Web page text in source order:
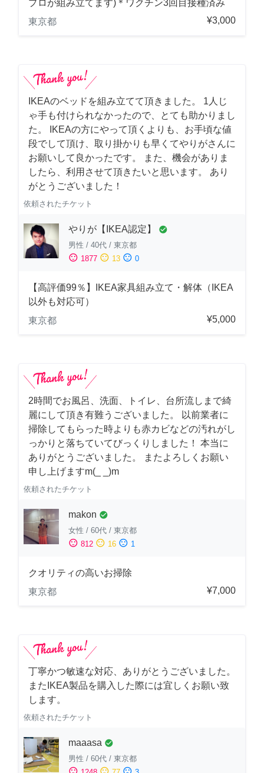
プロが組み立てます)＊ワクチン3回目接種済み
東京都
¥3,000
IKEAのベッドを組み立てて頂きました。 1人じ
ゃ手も付けられなかったので、とても助かりまし
た。 IKEAの方にやって頂くよりも、お手頃な値
段でして頂け、取り掛かりも早くてやりがさんに
お願いして良かったです。 また、機会がありま
したら、利用させて頂きたいと思います。 あり
がとうございました！
依頼されたチケット
やりが【IKEA認定】 check_circle
男性 / 40代 / 東京都
sentiment_satisfied 1877 sentiment_neutral 13 sentiment_dissatisfied 0
【高評価99％】IKEA家具組み立て・解体（IKEA
以外も対応可）
東京都
¥5,000
2時間でお風呂、洗面、トイレ、台所流しまで綺
麗にして頂き有難うございました。 以前業者に
掃除してもらった時よりも赤カビなどの汚れがし
っかりと落ちていてびっくりしました！ 本当に
ありがとうございました。 またよろしくお願い
申し上げますm(_ _)m
依頼されたチケット
makon check_circle
女性 / 60代 / 東京都
sentiment_satisfied 812 sentiment_neutral 16 sentiment_dissatisfied 1
クオリティの高いお掃除
東京都
¥7,000
丁寧かつ敏速な対応、ありがとうございました。
またIKEA製品を購入した際には宜しくお願い致
します。
依頼されたチケット
maaasa check_circle
男性 / 60代 / 東京都
sentiment_satisfied sentiment_neutral sentiment_dissatisfied